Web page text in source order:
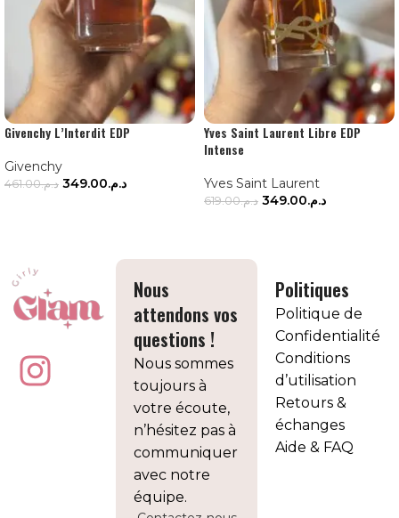
Givenchy L’Interdit EDP
Givenchy
د.م.461.00 د.م.349.00
Yves Saint Laurent Libre EDP
Intense
Yves Saint Laurent
د.م.619.00 د.م.349.00
Nous
attendons vos
questions !
Nous sommes
toujours à
votre écoute,
n’hésitez pas à
communiquer
avec notre
équipe.
Politiques
Politique de
Confidentialité
Conditions
d’utilisation
Retours &
échanges
Aide & FAQ